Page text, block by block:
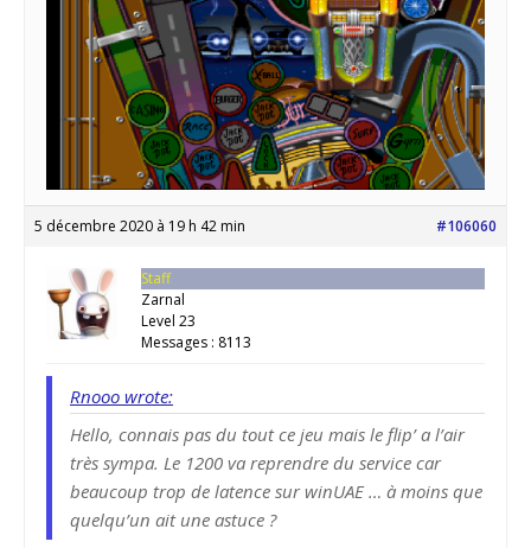
5 décembre 2020 à 19 h 42 min #106060
Staff
Zarnal
Level 23
Messages : 8113
Rnooo wrote:
Hello, connais pas du tout ce jeu mais le flip’ a l’air
très sympa. Le 1200 va reprendre du service car
beaucoup trop de latence sur winUAE … à moins que
quelqu’un ait une astuce ?